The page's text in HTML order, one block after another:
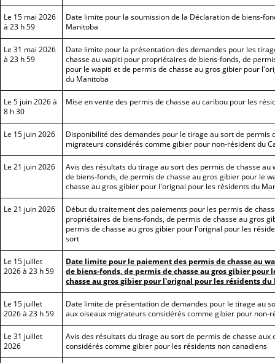
Le 15 mai 2026
à 23 h 59
Date limite pour la soumission de la Déclaration de biens-
Manitoba
Le 31 mai 2026
à 23 h 59
Date limite pour la présentation des demandes pour les
chasse au wapiti pour propriétaires de biens-fonds, de
pour le wapiti et de permis de chasse au gros gibier pour
du Manitoba
Le 5 juin 2026 à
8 h 30
Mise en vente des permis de chasse au caribou pour les
Le 15 juin 2026
Disponibilité des demandes pour le tirage au sort de permis
migrateurs considérés comme gibier pour non-résident du
Le 21 juin 2026
Avis des résultats du tirage au sort des permis de chasse
de biens-fonds, de permis de chasse au gros gibier pour le
chasse au gros gibier pour l'orignal pour les résidents du
Le 21 juin 2026
Début du traitement des paiements pour les permis de
propriétaires de biens-fonds, de permis de chasse au gros
permis de chasse au gros gibier pour l'orignal pour les
sort
Le 15 juillet
2026 à 23 h 59
Date limite pour le paiement des permis de chasse au
de biens-fonds, de permis de chasse au gros gibier pour
chasse au gros gibier pour l'orignal pour les résidents du
Le 15 juillet
2026 à 23 h 59
Date limite de présentation de demandes pour le tirage au
aux oiseaux migrateurs considérés comme gibier pour non-
Le 31 juillet
2026
Avis des résultats du tirage au sort de permis de chasse aux
considérés comme gibier pour les résidents non canadiens